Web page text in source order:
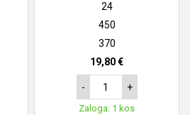
24
450
370
19,80 €
- +
Zaloga: 1 kos